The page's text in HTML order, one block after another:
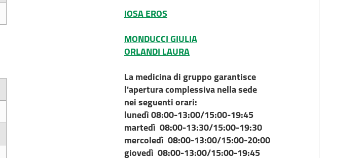
IOSA EROS
MONDUCCI GIULIA
ORLANDI LAURA
La medicina di gruppo garantisce
l'apertura complessiva nella sede
nei seguenti orari:
lunedì 08:00-13:00/15:00-19:45
martedì 08:00-13:30/15:00-19:30
mercoledì 08:00-13:00/15:00-20:00
giovedì 08:00-13:00/15:00-19:45